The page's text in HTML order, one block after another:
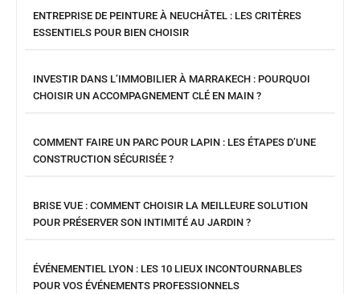
ENTREPRISE DE PEINTURE À NEUCHÂTEL : LES CRITÈRES
ESSENTIELS POUR BIEN CHOISIR
INVESTIR DANS L’IMMOBILIER À MARRAKECH : POURQUOI
CHOISIR UN ACCOMPAGNEMENT CLÉ EN MAIN ?
COMMENT FAIRE UN PARC POUR LAPIN : LES ÉTAPES D’UNE
CONSTRUCTION SÉCURISÉE ?
BRISE VUE : COMMENT CHOISIR LA MEILLEURE SOLUTION
POUR PRÉSERVER SON INTIMITÉ AU JARDIN ?
ÉVÉNEMENTIEL LYON : LES 10 LIEUX INCONTOURNABLES
POUR VOS ÉVÉNEMENTS PROFESSIONNELS